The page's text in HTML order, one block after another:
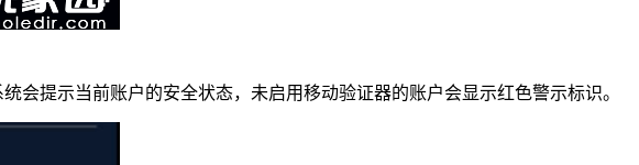
会提示当前账户的安全状态，未启用移动验证器的账户会显示红色警示标识。